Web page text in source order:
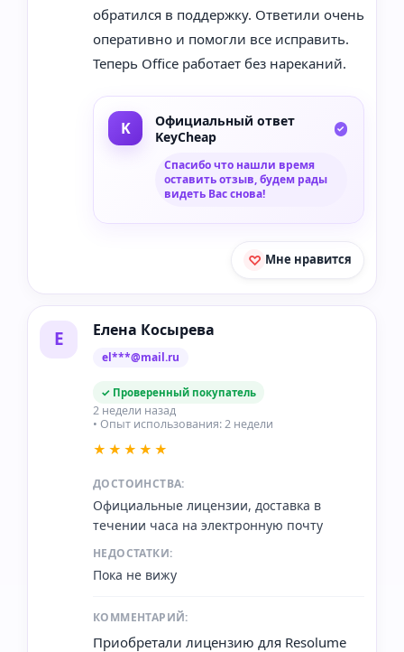
обратился в поддержку. Ответили очень
оперативно и помогли все исправить.
Теперь Office работает без нареканий.
Официальный ответ
KeyCheap
Спасибо что нашли время
оставить отзыв, будем рады
видеть Вас снова!
Мне нравится
Е Елена Косырева
el***@mail.ru
✓ Проверенный покупатель
2 недели назад
• Опыт использования: 2 недели
★★★★★
ДОСТОИНСТВА:
Официальные лицензии, доставка в
течении часа на электронную почту
НЕДОСТАТКИ:
Пока не вижу
КОММЕНТАРИЙ:
Приобретали лицензию для Resolume